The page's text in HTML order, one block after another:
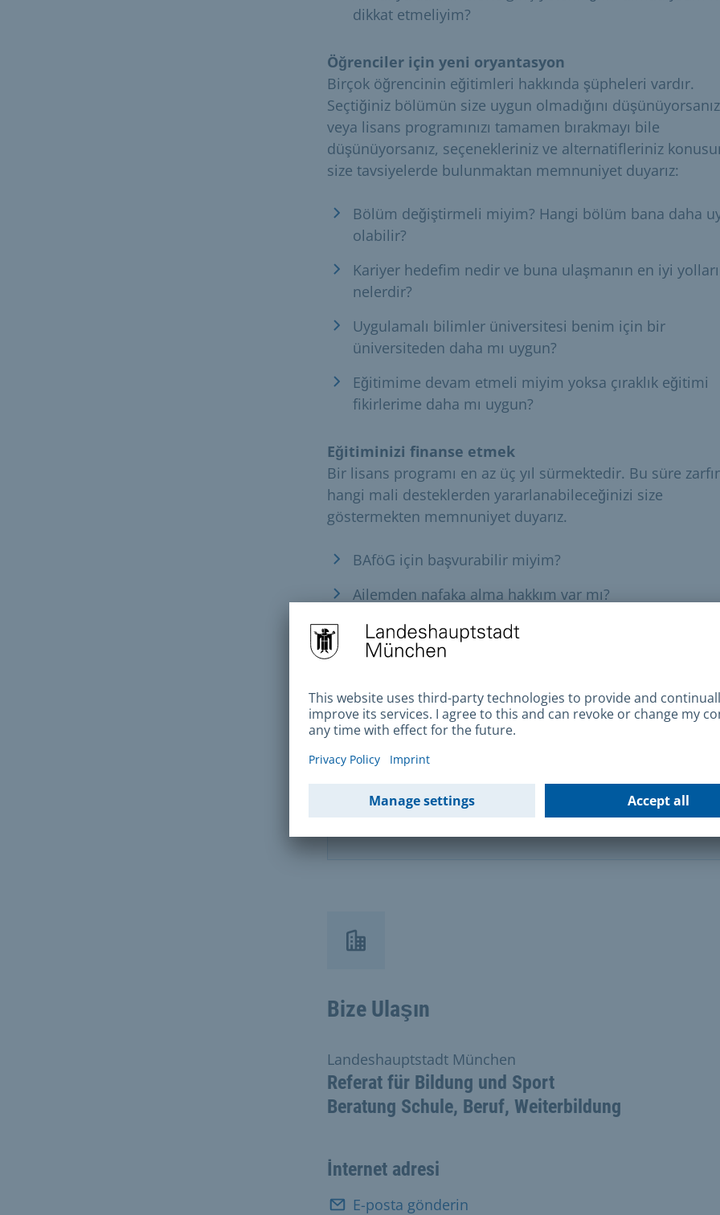
dikkat etmeliyim?
Öğrenciler için yeni oryantasyon
Birçok öğrencinin eğitimleri hakkında şüpheleri vardır.
Seçtiğiniz bölümün size uygun olmadığını düşünüyorsanız
veya lisans programınızı tamamen bırakmayı bile
düşünüyorsanız, seçenekleriniz ve alternatifleriniz
size tavsiyelerde bulunmaktan memnuniyet duyarız:
Bölüm değiştirmeli miyim? Hangi bölüm bana daha
olabilir?
Kariyer hedefim nedir ve buna ulaşmanın en iyi yolları
nelerdir?
Uygulamalı bilimler üniversitesi benim için bir
üniversiteden daha mı uygun?
Eğitimime devam etmeli miyim yoksa çıraklık eğitimi
fikirlerime daha mı uygun?
Eğitiminizi finanse etmek
Bir lisans programı en az üç yıl sürmektedir. Bu süre
hangi mali desteklerden yararlanabileceğinizi size
göstermekten memnuniyet duyarız.
BAföG için başvurabilir miyim?
Ailemden nafaka alma hakkım var mı?
Eğitimimin yanında çalışabilir miyim?
Önemli not
Önemli not
Size şahsen, telefonla veya görüntülü olarak
Bize Ulaşın
Referat für Bildung und Sport
Beratung Schule, Beruf, Weiterbildung
Landeshauptstadt München
İnternet adresi
E-posta gönderin